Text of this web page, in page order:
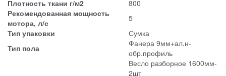
Плотность ткани г/м2
800
Рекомендованная мощность
мотора, л/с
5
Тип упаковки
Сумка
Тип пола
Фанера 9мм+ал.н-
обр.профиль
Весло разборное 1600мм-
2шт